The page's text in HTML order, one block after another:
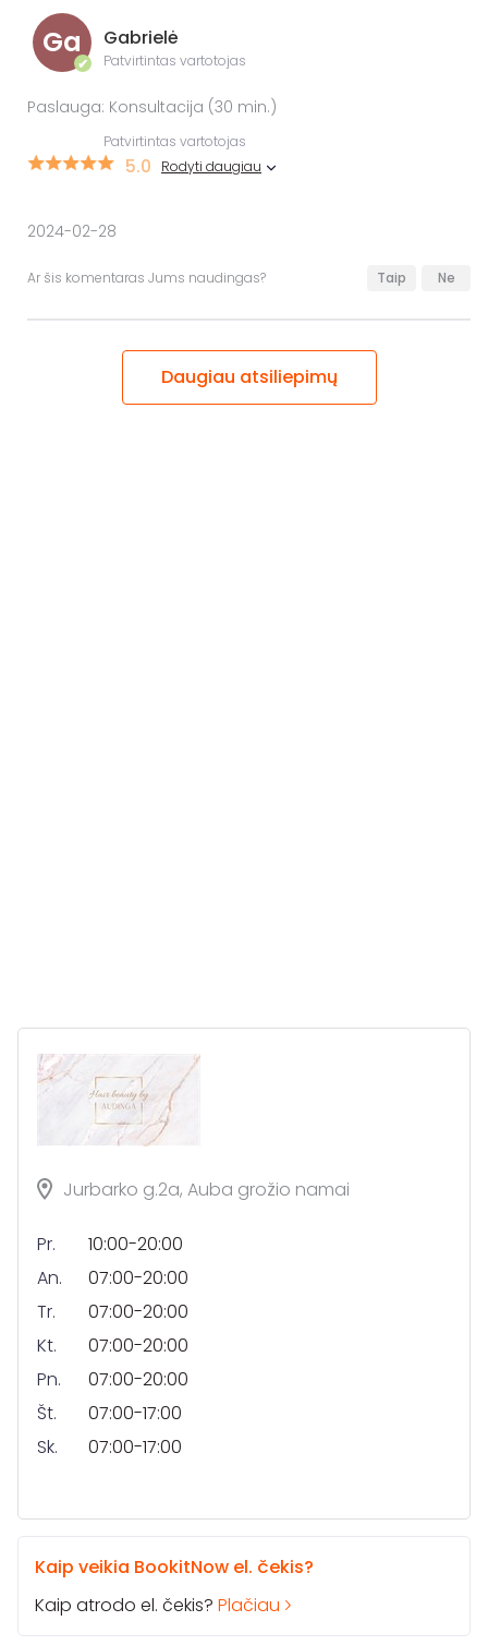
Ga
✔
Gabrielė
Patvirtintas vartotojas
Paslauga: Konsultacija (30 min.)
Patvirtintas vartotojas
5.0 Rodyti daugiau
2024-02-28
Ar šis komentaras Jums naudingas? Taip Ne
Daugiau atsiliepimų
Jurbarko g.2a, Auba grožio namai
Pr.
10:00-20:00
An.
07:00-20:00
Tr.
07:00-20:00
Kt.
07:00-20:00
Pn.
07:00-20:00
Št.
07:00-17:00
Sk.
07:00-17:00
Kaip veikia BookitNow el. čekis?
Kaip atrodo el. čekis? Plačiau